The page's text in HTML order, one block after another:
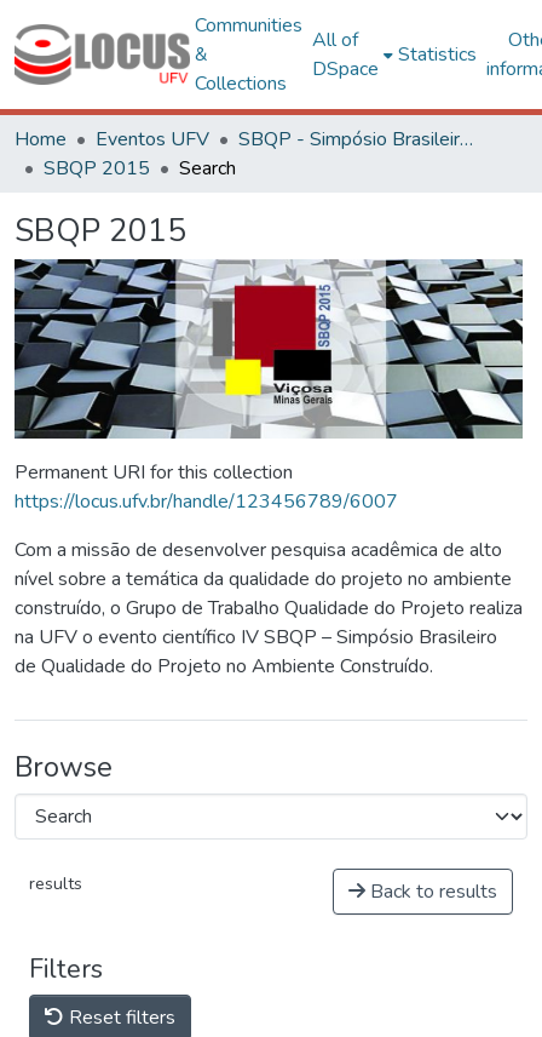
Communities
&
Collections
All of
DSpace
Statistics
Home Eventos UFV
SBQP - Simpósio Brasileiro de Qualidade do Projeto no Ambiente Construído
SBQP 2015
Search
SBQP 2015
Permanent URI for this collection
https://locus.ufv.br/handle/123456789/6007
Com a missão de desenvolver pesquisa acadêmica de alto
nível sobre a temática da qualidade do projeto no ambiente
construído, o Grupo de Trabalho Qualidade do Projeto realiza
na UFV o evento científico IV SBQP – Simpósio Brasileiro
de Qualidade do Projeto no Ambiente Construído.
Browse
results Back to results
Filters
Reset filters